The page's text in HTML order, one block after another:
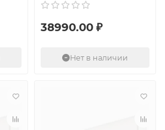
38990.00 ₽
Нет в наличии